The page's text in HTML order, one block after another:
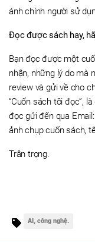
ánh chính người sử
Đọc được sách hay,
Bạn đọc được một
nhận, những lý do mà
review và gửi về cho
“Cuốn sách tôi đọc”,
đọc gửi đến qua
ảnh chụp cuốn sách,
Trân trọng.
AI, công nghệ.